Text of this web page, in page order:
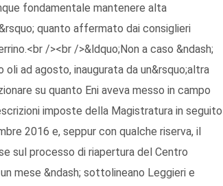
fondamentale mantenere alta
quanto affermato dai consiglieri
/><br />&ldquo;Non a caso &ndash;
ad agosto, inaugurata da un&rsquo;altra
su quanto Eni aveva messo in campo
imposte della Magistratura in seguito
2016 e, seppur con qualche riserva, il
sul processo di riapertura del Centro
mese &ndash; sottolineano Leggieri e